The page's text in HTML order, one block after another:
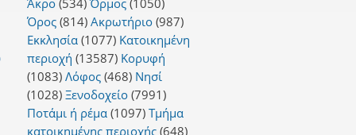
Όρος(814) Ακρωτήριο(987)
Εκκλησία(1077) Κατοικημένη
περιοχή (13587) Κορυφή
(1083) Λόφος(468) Νησί
(1028) Ξενοδοχείο(7991)
Ποτάμι ή ρέμα(1097) Τμήμα
κατοικημένης περιοχής(648)